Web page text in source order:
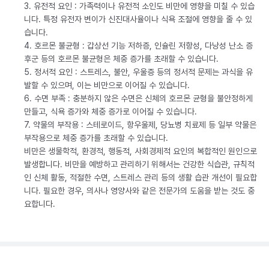
3. 유전적 요인 : 가족력이나 유전적 소인도 비만에 영향을 미칠 수 있습
니다. 특정 유전자 변이가 신진대사율이나 식욕 조절에 영향을 줄 수 있
습니다.
4. 호르몬 불균형 : 갑상선 기능 저하증, 인슐린 저항성, 다낭성 난소 증
후군 등의 호르몬 불균형은 체중 증가를 초래할 수 있습니다.
5. 정서적 요인 : 스트레스, 불안, 우울증 등의 정서적 문제는 과식을 유
발할 수 있으며, 이는 비만으로 이어질 수 있습니다.
6. 수면 부족 : 충분하지 않은 수면은 신체의 호르몬 균형을 불안정하게
만들고, 식욕 증가와 체중 증가로 이어질 수 있습니다.
7. 약물의 부작용 : 스테로이드, 항우울제, 당뇨병 치료제 등 일부 약물은
부작용으로 체중 증가를 초래할 수 있습니다.
비만은 생물학적, 환경적, 행동적, 사회경제적 요인의 복합적인 원인으로
발생합니다. 비만을 예방하고 관리하기 위해서는 건강한 식습관, 규칙적
인 신체 활동, 적절한 수면, 스트레스 관리 등의 생활 습관 개선이 필요합
니다. 필요한 경우, 의사나 영양사와 같은 전문가의 도움을 받는 것도 중
요합니다.